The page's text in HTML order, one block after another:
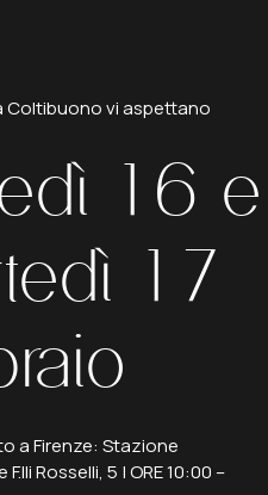
Coltibuonoviaspettano
16 e
17
a Firenze: Stazione
Rosselli, 5 | ORE 10:00 –